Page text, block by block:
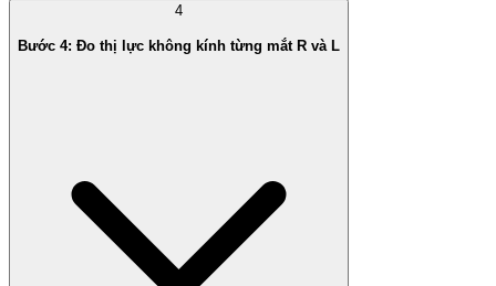
4
Bước 4: Đo thị lực không kính từng mắt R và L